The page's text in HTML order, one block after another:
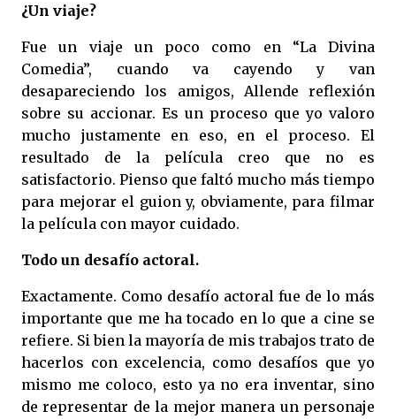
¿Un viaje?
Fue un viaje un poco como en “La Divina
Comedia”, cuando va cayendo y van
desapareciendo los amigos, Allende reflexión
sobre su accionar. Es un proceso que yo valoro
mucho justamente en eso, en el proceso. El
resultado de la película creo que no es
satisfactorio. Pienso que faltó mucho más tiempo
para mejorar el guion y, obviamente, para filmar
la película con mayor cuidado.
Todo un desafío actoral.
Exactamente. Como desafío actoral fue de lo más
importante que me ha tocado en lo que a cine se
refiere. Si bien la mayoría de mis trabajos trato de
hacerlos con excelencia, como desafíos que yo
mismo me coloco, esto ya no era inventar, sino
de representar de la mejor manera un personaje